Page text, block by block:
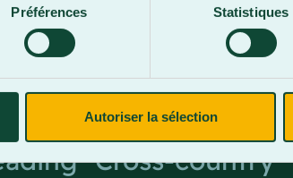
Préférences Statistiques
Autoriser la sélection
compétitives dans le
étudiants et étudiantes,
Cross-country